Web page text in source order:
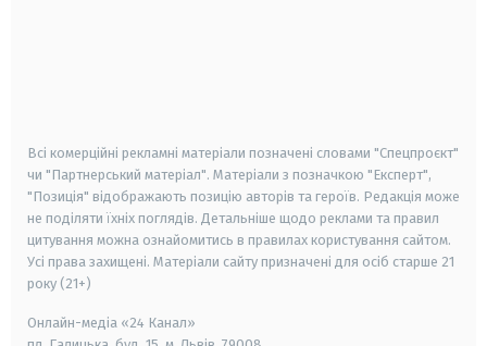
Всі комерційні рекламні матеріали позначені словами "Спецпроєкт"
чи "Партнерський матеріал". Матеріали з позначкою "Експерт",
"Позиція" відображають позицію авторів та героїв. Редакція може
не поділяти їхніх поглядів. Детальніше щодо реклами та правил
цитування можна ознайомитись в правилах користування сайтом.
Усі права захищені. Матеріали сайту призначені для осіб старше 21
року (21+)
Онлайн-медіа «24 Канал»